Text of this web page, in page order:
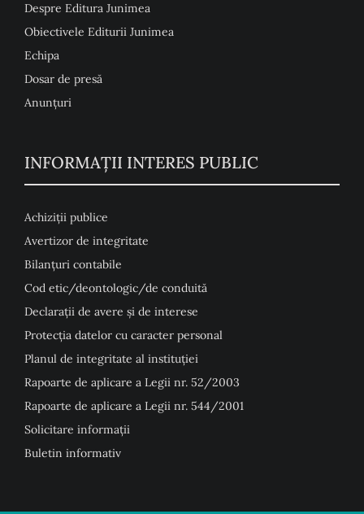
Despre Editura Junimea
Obiectivele Editurii Junimea
Echipa
Dosar de presă
Anunţuri
INFORMAȚII INTERES PUBLIC
Achiziții publice
Avertizor de integritate
Bilanțuri contabile
Cod etic/deontologic/de conduită
Declarații de avere și de interese
Protecția datelor cu caracter personal
Planul de integritate al instituției
Rapoarte de aplicare a Legii nr. 52/2003
Rapoarte de aplicare a Legii nr. 544/2001
Solicitare informații
Buletin informativ